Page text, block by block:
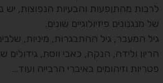
לרבות מהתןפעות והבעיות הנפוצות, יש
של מנגנונים פיזיולוגיים שונים.
גיל המעבר, גיל ההתבגרות, מיניות,
הריון ולידה, הנקה, כאבי ווסת, גידולים
פטריות וזיהומים באיברי הרבייה ועוד…